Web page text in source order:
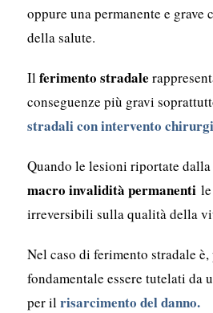
oppure una permanente e grave
della salute.
Ilferimento stradale
conseguenze più gravi
stradali con intervento
Quando le lesioni riportate
macro invalidità permanenti
irreversibili sulla qualità della
Nel caso di ferimento stradale
fondamentale essere tutelati da
per ilrisarcimento del danno.